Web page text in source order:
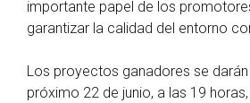
importante papel de los
garantizar la calidad del entorno
Los proyectos ganadores se darán
próximo 22 de junio, a las 19